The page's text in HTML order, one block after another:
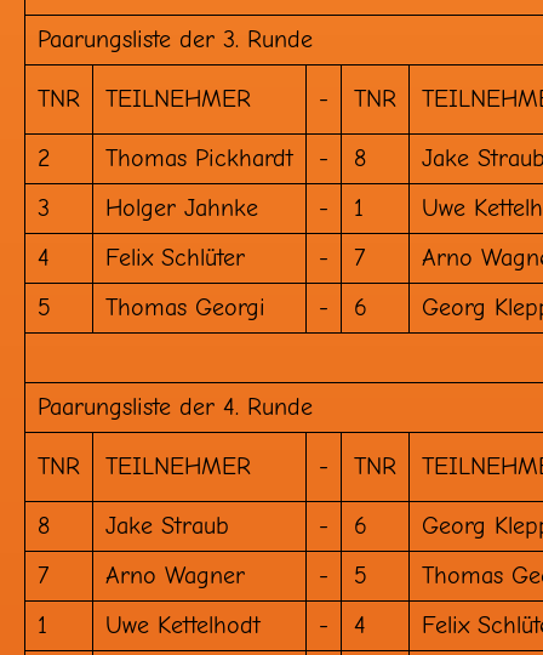
Paarungsliste der 3. Runde
TNR TEILNEHMER - TNR
2 Thomas Pickhardt - 8
Jake
3
Holger Jahnke - 1
Uwe
4
Felix Schlüter - 7
Arno
5
Thomas Georgi - 6 Georg
Paarungsliste der 4. Runde
TNR TEILNEHMER - TNR
8 Jake Straub - 6
Georg
7
Arno Wagner - 5
Thomas
1
Uwe Kettelhodt - 4 Felix